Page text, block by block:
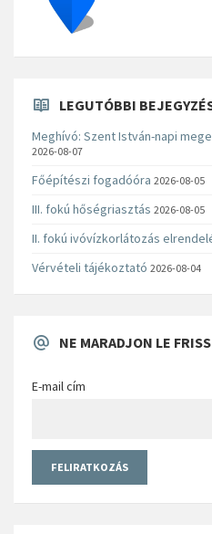
LEGUTÓBBI
Meghívó: Szent István-napi
2026-08-07
Főépítészi fogadóóra 2026-08-05
III. fokú hőségriasztás 2026-08-05
II. fokú ivóvízkorlátozás
Vérvételi tájékoztató 2026-08-04
NE MARADJON LE
E-mail cím